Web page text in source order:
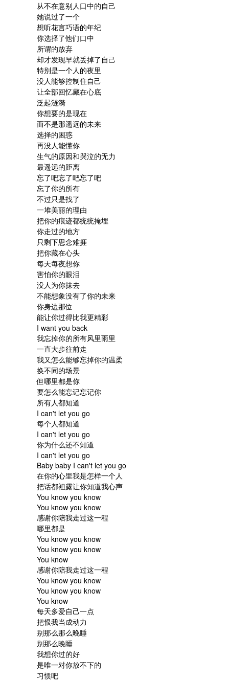
从不在意别人口中的自己
她说过了一个
想听花言巧语的年纪
你选择了他们口中
所谓的放弃
却才发现早就丢掉了自己
特别是一个人的夜里
没人能够控制住自己
让全部回忆藏在心底
泛起涟漪
你想要的是现在
而不是那遥远的未来
选择的困惑
再没人能懂你
生气的原因和哭泣的无力
最遥远的距离
忘了吧忘了吧忘了吧
忘了你的所有
不过只是找了
一堆美丽的理由
把你的痕迹都统统掩埋
你走过的地方
只剩下思念难捱
把你藏在心头
每天每夜想你
害怕你的眼泪
没人为你抹去
不能想象没有了你的未来
你身边那位
能让你过得比我更精彩
I want you back
我忘掉你的所有风里雨里
一直大步往前走
我又怎么能够忘掉你的温柔
换不同的场景
但哪里都是你
要怎么能忘记忘记你
所有人都知道
I can't let you go
每个人都知道
I can't let you go
你为什么还不知道
I can't let you go
Baby baby I can't let you go
在你的心里我是怎样一个人
把话都袒露让你知道我心声
You know you know
You know you know
感谢你陪我走过这一程
哪里都是
You know you know
You know you know
You know
感谢你陪我走过这一程
You know you know
You know you know
You know
每天多爱自己一点
把恨我当成动力
别那么那么晚睡
别那么晚睡
我想你过的好
是唯一对你放不下的
习惯吧